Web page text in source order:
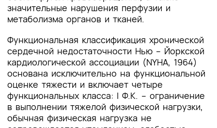
значительные нарушения перфузии и
метаболизма органов и тканей.
Функциональная классификация хронической
сердечной недостаточности Нью – Йоркской
кардиологической ассоциации (NYHA, 1964)
основана исключительно на функциональной
оценке тяжести и включает четыре
функциональных класса: I Ф.К. – ограничение
в выполнении тяжелой физической нагрузки,
обычная физическая нагрузка не